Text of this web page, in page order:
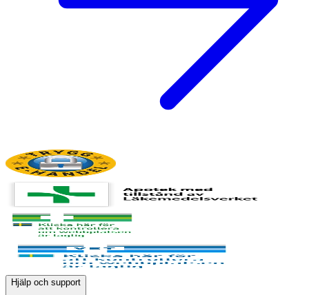
Hjälp och support